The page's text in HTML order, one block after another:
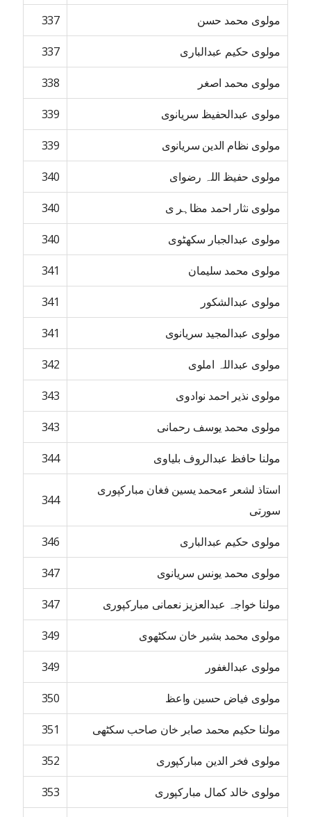
مولوی محمد حسن 337
مولوی حکیم عبدالباری 337
مولوی محمد اصغر 338
مولوی عبدالحفیظ سریانوی 339
مولوی نظام الدین سریانوی 339
مولوی حفیظ اللہ رضوای 340
مولوی نثار احمد مظاہر ی 340
مولوی عبدالجبار سکھٹوی 340
مولوی محمد سلیمان 341
مولوی عبدالشکور 341
مولوی عبدالمجید سریانوی 341
مولوی عبداللہ املوی 342
مولوی نذیر احمد نوادوی 343
مولوی محمد یوسف رحمانی 343
مولنا حافظ عبدالروف بلیاوی 344
استاذ لشعر ءمحمد یسین فغان مبارکپوری
سورتی
344
مولوی حکیم عبدالباری 346
مولوی محمد یونس سریانوی 347
مولنا خواجہ عبدالعزیز نعمانی مبارکپوری 347
مولوی محمد بشیر خان سکٹھوی 349
مولوی عبدالغفور 349
مولوی فیاض حسین واعظ 350
مولنا حکیم محمد صابر خان صاحب سکٹھی 351
مولوی فخر الدین مبارکپوری 352
مولوی خالد کمال مبارکپوری 353